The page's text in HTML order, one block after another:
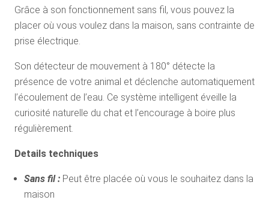
Grâce à son fonctionnement sans fil, vous pouvez la
placer où vous voulez dans la maison, sans contrainte de
prise électrique.
Son détecteur de mouvement à 180° détecte la
présence de votre animal et déclenche automatiquement
l’écoulement de l’eau. Ce système intelligent éveille la
curiosité naturelle du chat et l’encourage à boire plus
régulièrement.
Details techniques
Sans fil : Peut être placée où vous le souhaitez dans la
maison